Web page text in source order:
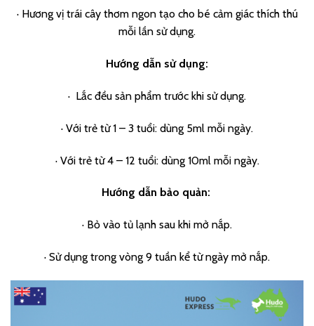
· Hương vị trái cây thơm ngon tạo cho bé cảm giác thích thú
mỗi lần sử dụng.
Hướng dẫn sử dụng:
· Lắc đều sản phẩm trước khi sử dụng.
· Với trẻ từ 1 – 3 tuổi: dùng 5ml mỗi ngày.
· Với trẻ từ 4 – 12 tuổi: dùng 10ml mỗi ngày.
Hướng dẫn bảo quản:
· Bỏ vào tủ lạnh sau khi mở nắp.
· Sử dụng trong vòng 9 tuần kể từ ngày mở nắp.